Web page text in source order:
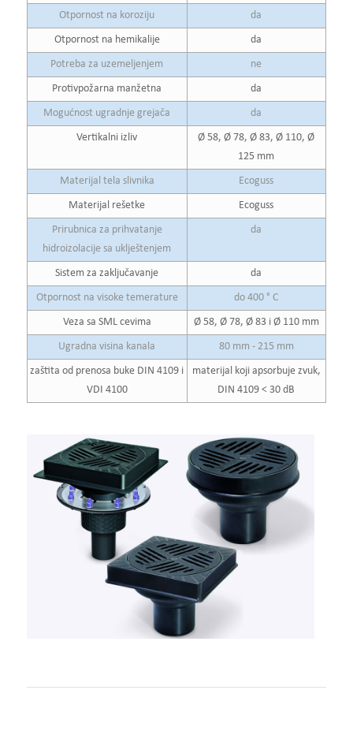
Otpornost na koroziju da
Otpornost na hemikalije da
Potreba za uzemeljenjem ne
Protivpožarna manžetna da
Mogućnost ugradnje grejača da
Vertikalni izliv
Ø 58, Ø 78, Ø 83, Ø 110, Ø
125 mm
Materijal tela slivnika Ecoguss
Materijal rešetke Ecoguss
Prirubnica za prihvatanje
hidroizolacije sa uklještenjem
da
Sistem za zaključavanje da
Otpornost na visoke temerature do 400 ° C
Veza sa SML cevima Ø 58, Ø 78, Ø 83 i Ø 110 mm
Ugradna visina kanala 80 mm - 215 mm
zaštita od prenosa buke DIN 4109 i
VDI 4100
materijal koji apsorbuje zvuk,
DIN 4109 < 30 dB